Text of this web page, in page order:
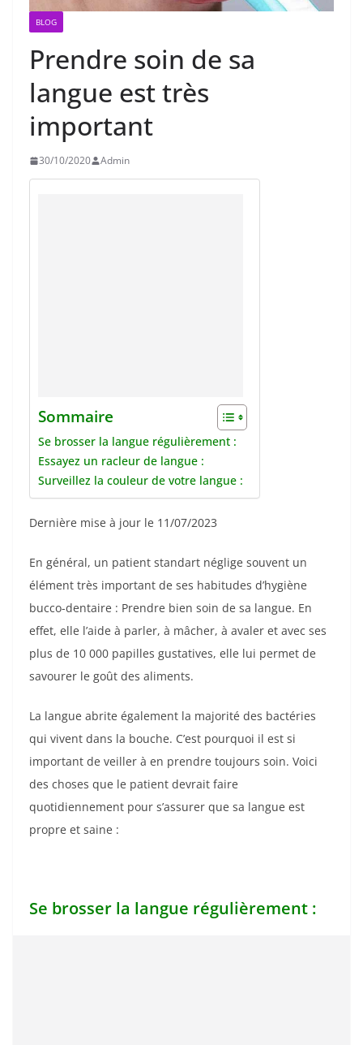
BLOG
Prendre soin de sa
langue est très
important
30/10/2020 Admin
Sommaire
Se brosser la langue régulièrement :
Essayez un racleur de langue :
Surveillez la couleur de votre langue :
Dernière mise à jour le 11/07/2023
En général, un patient standart néglige souvent un
élément très important de ses habitudes d’hygiène
bucco-dentaire : Prendre bien soin de sa langue. En
effet, elle l’aide à parler, à mâcher, à avaler et avec ses
plus de 10 000 papilles gustatives, elle lui permet de
savourer le goût des aliments.
La langue abrite également la majorité des bactéries
qui vivent dans la bouche. C’est pourquoi il est si
important de veiller à en prendre toujours soin. Voici
des choses que le patient devrait faire
quotidiennement pour s’assurer que sa langue est
propre et saine :
Se brosser la langue régulièrement :